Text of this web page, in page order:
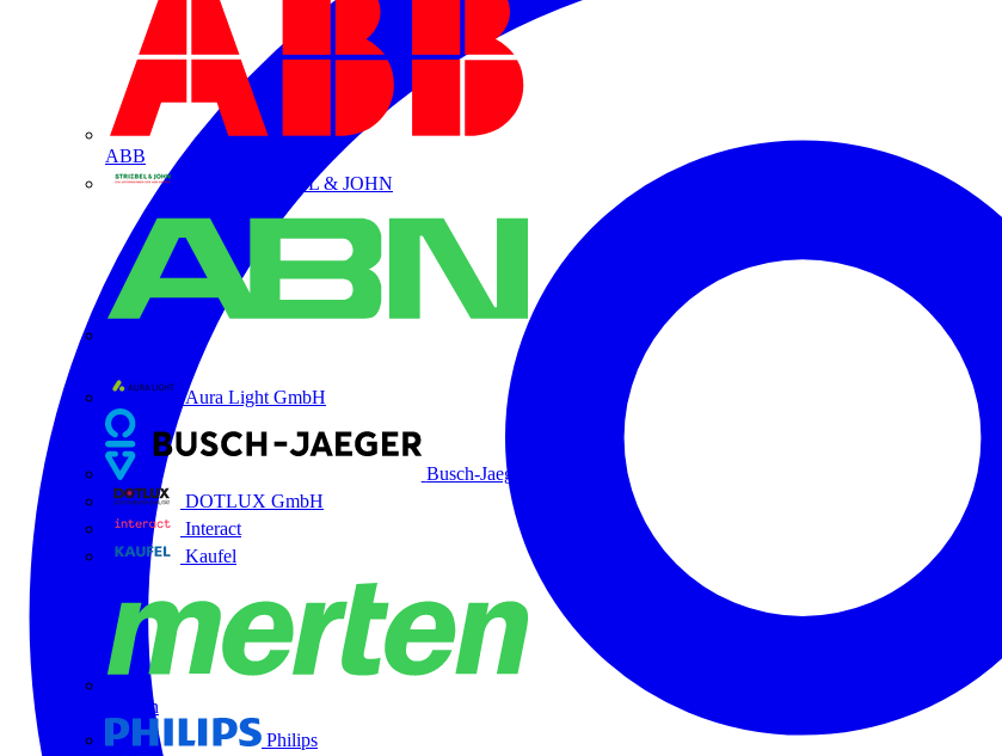
ABB
ABB STRIEBEL & JOHN
Aura Light GmbH
Busch-Jaeger
DOTLUX GmbH
Interact
Kaufel
Merten
Philips